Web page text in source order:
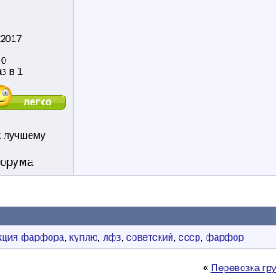
в 1
фарфора куплю лфз советский ссср фарфор
« Перевозка